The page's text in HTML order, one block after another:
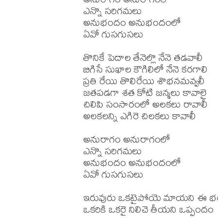
ఎన్నొ సరిగమలు
అనుభందం అనుభందంలో
ఏవో గుసగుసలు
తొనికే పెదాల తేనెల్లొ నేనె తడవాలీ
బిగిసే సుఖాల కౌగిలిలో నేనె కరగాలి
ప్రతి రేయి తొలిరేయి శొభనమవ్వలీ
జతపడగా శత కోటి జన్మలు కావాలై
చిలిపి సంసారంలో అలకలు రావాలీ
అలకలన్ని ఎగిరె చిలకలు కావాలీ
అనురాగం అనురాగంలో
ఎన్నొ సరిగమలు
అనుభందం అనుభందంలో
ఏవో గుసగుసలు
ఇరువురు ఒకటైపోయె మాయని ఈ
ఒకరికి ఒకరై నిలిచె తీయని ఒప్పందం